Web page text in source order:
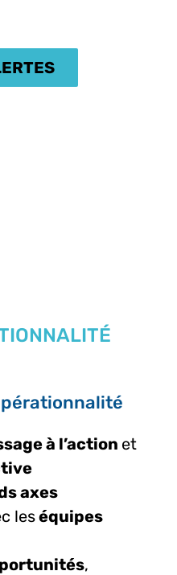
à l’action et
axes
leséquipes
,